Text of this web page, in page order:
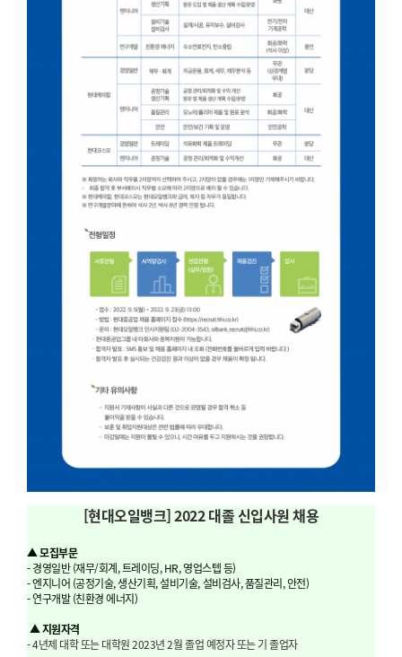
[현대오일뱅크] 2022 대졸 신입사원 채용
▲모집부문
- 경영일반 (재무/회계, 트레이딩, HR, 영업스텝 등)
- 엔지니어 (공정기술, 생산기획, 설비기술, 설비검사, 품질관리, 안전)
- 연구개발 (친환경 에너지)
▲지원자격
- 4년제 대학 또는 대학원2023년2월 졸업 예정자 또는 기 졸업자